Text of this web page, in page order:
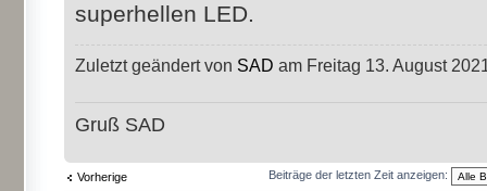
superhellen LED.
Zuletzt geändert von SAD am Freitag 13. August
Gruß SAD
Vorherige Beiträge der letzten Zeit anzeigen: